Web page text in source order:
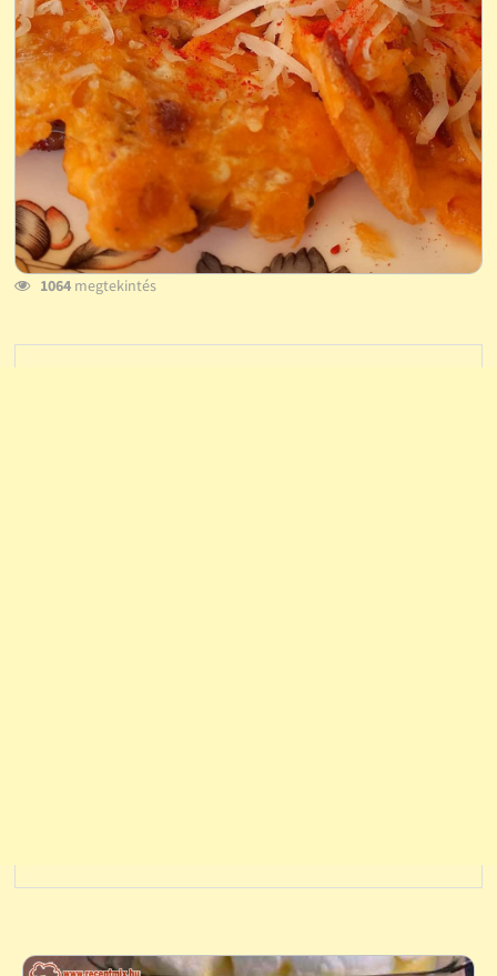
1064megtekintés